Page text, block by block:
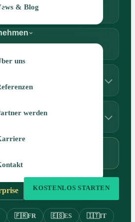
& Blog
uns
werden
KOSTENLOS STARTEN
🇫🇷FR 🇪🇸ES 🇮🇹IT